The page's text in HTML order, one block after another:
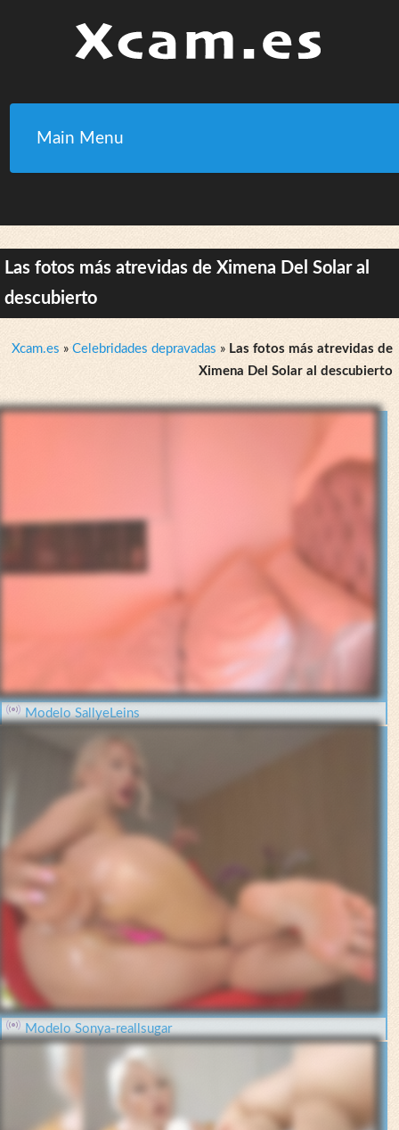
Main Menu
Las fotos más atrevidas de Ximena Del Solar al
descubierto
Xcam.es » Celebridades depravadas » Las fotos más atrevidas de
Ximena Del Solar al descubierto
Modelo SallyeLeins
Modelo Sonya-reallsugar